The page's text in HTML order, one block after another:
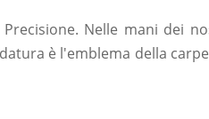
Nelle mani dei
è l'emblema della